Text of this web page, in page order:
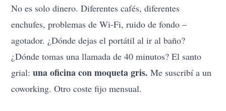
No es solo dinero. Diferentes cafés, diferentes
enchufes, problemas de Wi-Fi, ruido de fondo –
agotador. ¿Dónde dejas el portátil al ir al baño?
¿Dónde tomas una llamada de 40 minutos? El santo
grial:una oficina con moqueta gris. Me suscribí a un
coworking. Otro coste fijo mensual.